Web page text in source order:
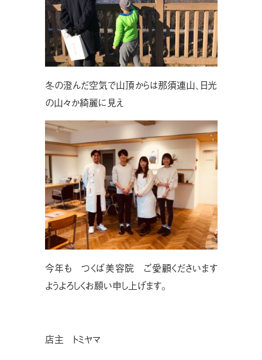
冬の澄んだ空気で山頂からは那須連山、日光
の山々か綺麗に見え
今年も つくば美容院 ご愛顧くださいます
ようよろしくお願い申し上げます。
店主 トミヤマ